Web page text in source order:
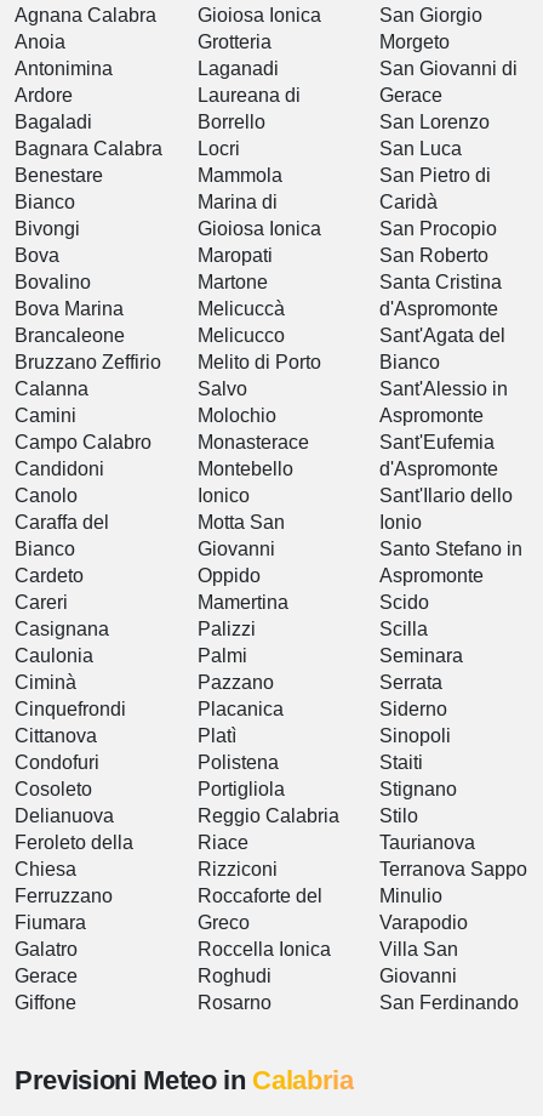
Agnana Calabra
Anoia
Antonimina
Ardore
Bagaladi
Bagnara Calabra
Benestare
Bianco
Bivongi
Bova
Bovalino
Bova Marina
Brancaleone
Bruzzano Zeffirio
Calanna
Camini
Campo Calabro
Candidoni
Canolo
Caraffa del
Bianco
Cardeto
Careri
Casignana
Caulonia
Ciminà
Cinquefrondi
Cittanova
Condofuri
Cosoleto
Delianuova
Feroleto della
Chiesa
Ferruzzano
Fiumara
Galatro
Gerace
Giffone
Gioiosa Ionica
Grotteria
Laganadi
Laureana di
Borrello
Locri
Mammola
Marina di
Gioiosa Ionica
Maropati
Martone
Melicuccà
Melicucco
Melito di Porto
Salvo
Molochio
Monasterace
Montebello
Ionico
Motta San
Giovanni
Oppido
Mamertina
Palizzi
Palmi
Pazzano
Placanica
Platì
Polistena
Portigliola
Reggio Calabria
Riace
Rizziconi
Roccaforte del
Greco
Roccella Ionica
Roghudi
Rosarno
San Giorgio
Morgeto
San Giovanni di
Gerace
San Lorenzo
San Luca
San Pietro di
Caridà
San Procopio
San Roberto
Santa Cristina
d'Aspromonte
Sant'Agata del
Bianco
Sant'Alessio in
Aspromonte
Sant'Eufemia
d'Aspromonte
Sant'Ilario dello
Ionio
Santo Stefano in
Aspromonte
Scido
Scilla
Seminara
Serrata
Siderno
Sinopoli
Staiti
Stignano
Stilo
Taurianova
Terranova Sappo
Minulio
Varapodio
Villa San
Giovanni
San Ferdinando
Previsioni Meteo in Calabria